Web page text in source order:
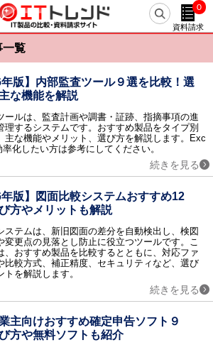
0
資料請求
人事システム / eラーニング / 勤怠管理・就業管理 / 【旧】人事評価システム / 給与明細電子化 / 経費精算システム / 給与計算システム / タレントマネジメント / シフト管理・人員計画（WFM） / 人事評価システム / 採用管理・選考管理システム / 健康管理システム / マイナンバー管理システム / 経費精算システム クラウド / 労務管理システム / eラーニングコンテンツ作成・提供 / 従業員満足度調査（ES調査） / 給与前払いサービス / Web面接・オンライン面接 / 離職防止・定着率向上ツール / 年末調整支援システム / 目標管理システム / 人事コンサルティング / メンタルヘルス・ストレスチェック / 1on1ツール / 採用サイト作成ツール / リファレンスチェックサービス / 反社チェックツール / リファラル採用ツール / 出張管理システム(BTM) / スキル管理システム / フリーランス管理システム / 組織診断サービス / CLM（契約ライフサイクルマネジメント） / 中途採用支援サービス / 新卒採用支援サービス / デジタル給与ソリューション
会計ソフト / 固定資産管理 / IT資産管理 / 債務管理・債権管理 / 予算管理 / 会計ソフト クラウド / 請求書受取サービス / 経営管理システム / 連結会計システム / リース資産管理システム / 電子マネー送金代行 / 振込代行サービス
販売管理 / POSシステム / 電子帳票システム / 帳票電子化 / 見積管理 / 店舗管理 / Web請求書・クラウド請求書 / 販売管理 クラウド / 販売管理 パッケージ / 販売管理 製造業 / 販売管理 医薬品 / 販売管理 商社・卸売 / 帳票クラウドサービス / サブスクリプション管理システム / 越境EC
生産管理 / PLM / プロジェクト管理 / 原価管理 / 図面管理（EDM） / PDM / 部品管理（BOM） / 工程管理 / 工事管理 / 温湿度管理システム / CO2排出量管理システム / 商品情報管理システム（PIM） / BOM/BOP生成・変換エンジン
EDI / 在庫管理 / 需要予測 / 購買管理 / 受発注システム / 電子契約システム / 見積査定システム / 病院在庫管理システム（SPD）
グループウェア / ナレッジマネジメント / 文書管理 / エンタープライズサーチ / 社内SNS・ビジネスチャット / ファイル転送 / FAQシステム / レポーティングツール / ペーパーレス会議 / コラボレーションツール / 契約書管理システム / マニュアル作成ツール / 議事録作成ツール / 音声認識ソフト / 会議効率化ツール / 社内ポータル / 文字起こしツール / カレンダーツール / 社内掲示板 / 位置情報管理システム
一覧
年版】内部監査ツール９選を比較！選
な機能を解説
ールは、監査計画や調書・証跡、指摘事項の進
理するシステムです。おすすめ製品をタイプ別
主な機能やメリット、選び方を解説します。Exc
化したい方は参考にしてください。
続きを見る
年版】図面比較システムおすすめ12
方やメリットも解説
ステムは、新旧図面の差分を自動検出し、検図
変更点の見落とし防止に役立つツールです。こ
、おすすめ製品を比較するとともに、対応ファ
比較方式、補正精度、セキュリティなど、選び
トを解説します。
続きを見る
主向けおすすめ確定申告ソフト９
方や無料ソフトも紹介